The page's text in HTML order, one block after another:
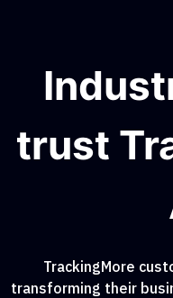
trust
TrackingMore
transforming their